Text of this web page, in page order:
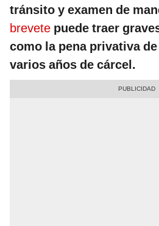
tránsito y examen de
brevete puede traer
como la pena privativa
varios años de cárcel.